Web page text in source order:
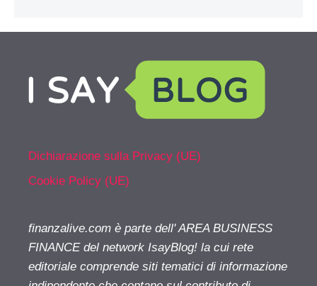
Dichiarazione sulla Privacy (UE)
Cookie Policy (UE)
finanzalive.com è parte dell' AREA BUSINESS
FINANCE del network IsayBlog! la cui rete
editoriale comprende siti tematici di informazione